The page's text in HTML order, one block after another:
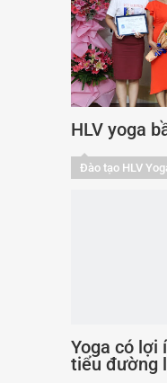
HLV yoga
Đào tạo HLV
Yoga có lợi
tiểu đường